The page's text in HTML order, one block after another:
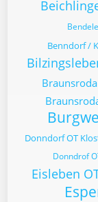
Benndorf /
Donndorf OT
Donndrof
Eisleben